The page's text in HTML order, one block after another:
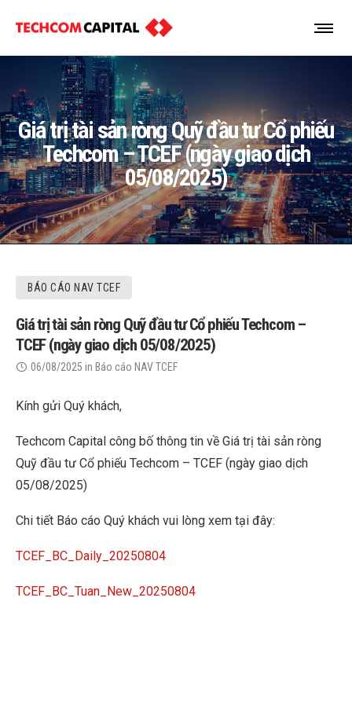
Giá trị tài sản ròng Quỹ đầu tư Cổ phiếu
Techcom – TCEF (ngày giao dịch
05/08/2025)
BÁO CÁO NAV TCEF
Giá trị tài sản ròng Quỹ đầu tư Cổ phiếu Techcom –
TCEF (ngày giao dịch 05/08/2025)
06/08/2025 in Báo cáo NAV TCEF
Kính gửi Quý khách,
Techcom Capital công bố thông tin về Giá trị tài sản ròng
Quỹ đầu tư Cổ phiếu Techcom – TCEF (ngày giao dịch
05/08/2025)
Chi tiết Báo cáo Quý khách vui lòng xem tại đây:
TCEF_BC_Daily_20250804
TCEF_BC_Tuan_New_20250804